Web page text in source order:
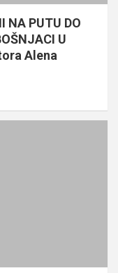
NA PUTU DO
U
Alena